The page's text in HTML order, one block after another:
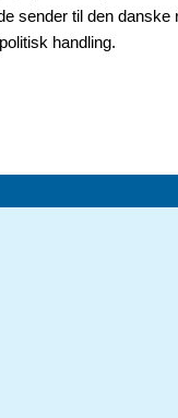
sender til den danske
handling.